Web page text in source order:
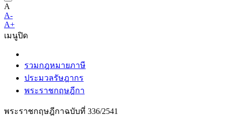
A
A-
A+
เมนูปิด
รวมกฎหมายภาษี
ประมวลรัษฎากร
พระราชกฤษฎีกา
พระราชกฤษฎีกาฉบับที่ 336/2541